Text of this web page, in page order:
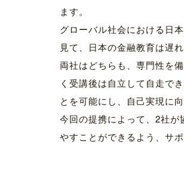
ます。
グローバル社会における日
見て、日本の金融教育は遅
両社はどちらも、専門性を
く受講後は自立して自走で
とを可能にし、自己実現に
今回の提携によって、2社
やすことができるよう、サ